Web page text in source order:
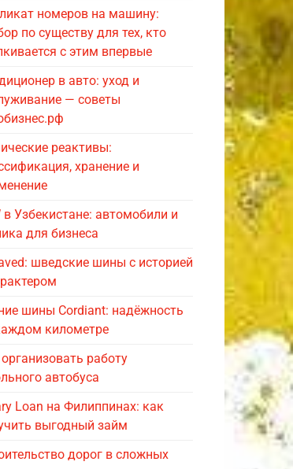
номеров на машину:
по существу для тех, кто
с этим впервые
в авто: уход и
— советы
реактивы:
хранение и
в Узбекистане: автомобили и
для бизнеса
шведские шины с историей
шины Cordiant: надёжность
километре
работу
автобуса
Loan на Филиппинах: как
выгодный займ
дорог в сложных